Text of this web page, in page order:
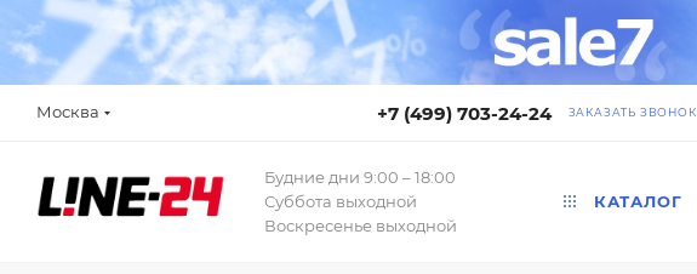
Москва +7 (499) 703-24-24 ЗАКАЗАТЬ ЗВОНОК
Будние дни 9:00 – 18:00
Суббота выходной
Воскресенье выходной
КАТАЛОГ